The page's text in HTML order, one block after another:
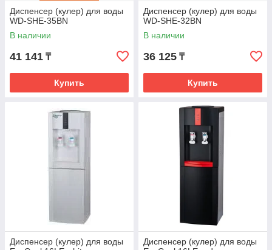
Диспенсер (кулер) для воды
WD-SHE-35BN
В наличии
41 141 ₸
Купить
Диспенсер (кулер) для воды
WD-SHE-32BN
В наличии
36 125 ₸
Купить
Диспенсер (кулер) для воды
Диспенсер (кулер) для воды